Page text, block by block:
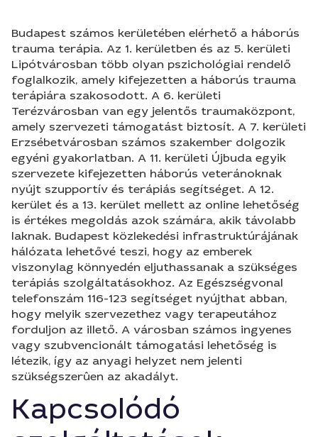
Budapest számos kerületében elérhető a háborús
trauma terápia. Az 1. kerületben és az 5. kerületi
Lipótvárosban több olyan pszichológiai rendelő
foglalkozik, amely kifejezetten a háborús trauma
terápiára szakosodott. A 6. kerületi
Terézvárosban van egy jelentős traumaközpont,
amely szervezeti támogatást biztosít. A 7. kerületi
Erzsébetvárosban számos szakember dolgozik
egyéni gyakorlatban. A 11. kerületi Újbuda egyik
szervezete kifejezetten háborús veteránoknak
nyújt szupportív és terápiás segítséget. A 12.
kerület és a 13. kerület mellett az online lehetőség
is értékes megoldás azok számára, akik távolabb
laknak. Budapest közlekedési infrastruktúrájának
hálózata lehetővé teszi, hogy az emberek
viszonylag könnyedén eljuthassanak a szükséges
terápiás szolgáltatásokhoz. Az Egészségvonal
telefonszám 116-123 segítséget nyújthat abban,
hogy melyik szervezethez vagy terapeutához
forduljon az illető. A városban számos ingyenes
vagy szubvencionált támogatási lehetőség is
létezik, így az anyagi helyzet nem jelenti
szükségszerûen az akadályt.
Kapcsolódó